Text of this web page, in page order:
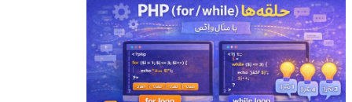
شما
ساده
+
مثال‌های
واقعی
و
کاربردی